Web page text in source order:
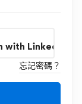
with Linkedin
忘記密碼？